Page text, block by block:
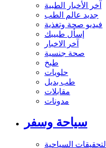
آخر الأخبار الطبية
جديد عالم الطب
فيديو صحة وتغذية
إسأل طبيبك
آخر الاخبار
صحة جنسية
طبخ
حلويات
طب بديل
مقابلات
مدونات
سياحة وسفر
التحقيقات السياحية